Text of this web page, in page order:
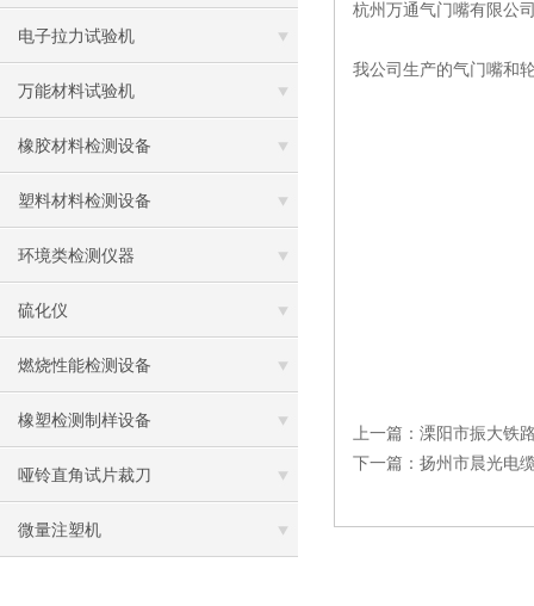
电子拉力试验机
万能材料试验机
橡胶材料检测设备
塑料材料检测设备
环境类检测仪器
硫化仪
燃烧性能检测设备
橡塑检测制样设备
哑铃直角试片裁刀
微量注塑机
杭州万通气门嘴有限公
我公司生产的气门嘴和
上一篇： 溧阳市振大铁
下一篇： 扬州市晨光电